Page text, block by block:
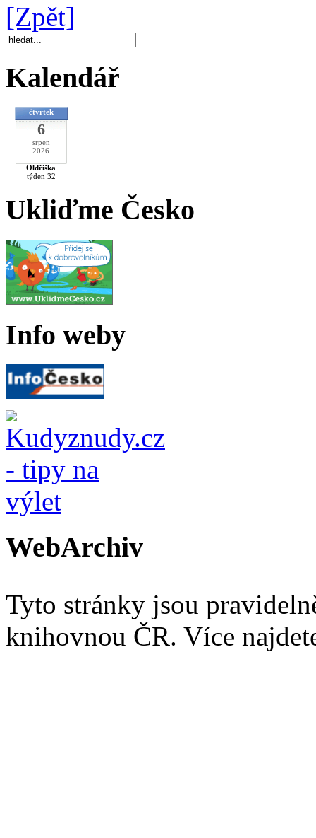
[Zpět]
Kalendář
čtvrtek
6
srpen
2026
Oldřiška
týden 32
Ukliďme Česko
Info weby
WebArchiv
Tyto stránky jsou
knihovnou ČR. Více